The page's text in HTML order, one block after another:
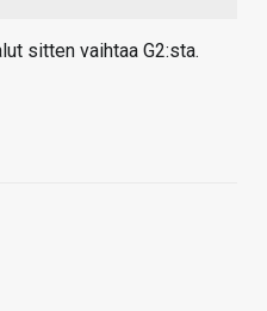
sitten vaihtaa G2:sta.